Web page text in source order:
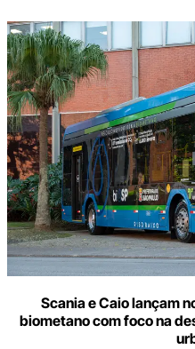
Scania e Caio lançam
biometano com foco na